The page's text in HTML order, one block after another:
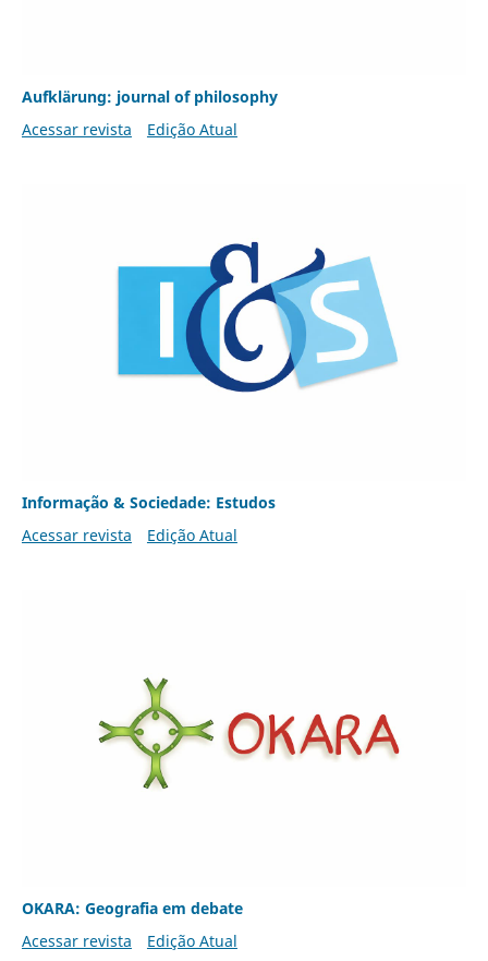
Aufklärung: journal of philosophy
Acessar revista
Edição Atual
Informação & Sociedade: Estudos
Acessar revista
Edição Atual
OKARA: Geografia em debate
Acessar revista
Edição Atual